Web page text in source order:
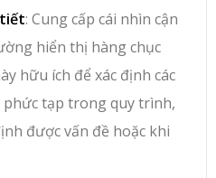
tiết: Cung cấp cái nhìn cận
hiển thị hàng chục
hữu ích để xác định các
phức tạp trong quy trình,
được vấn đề hoặc khi